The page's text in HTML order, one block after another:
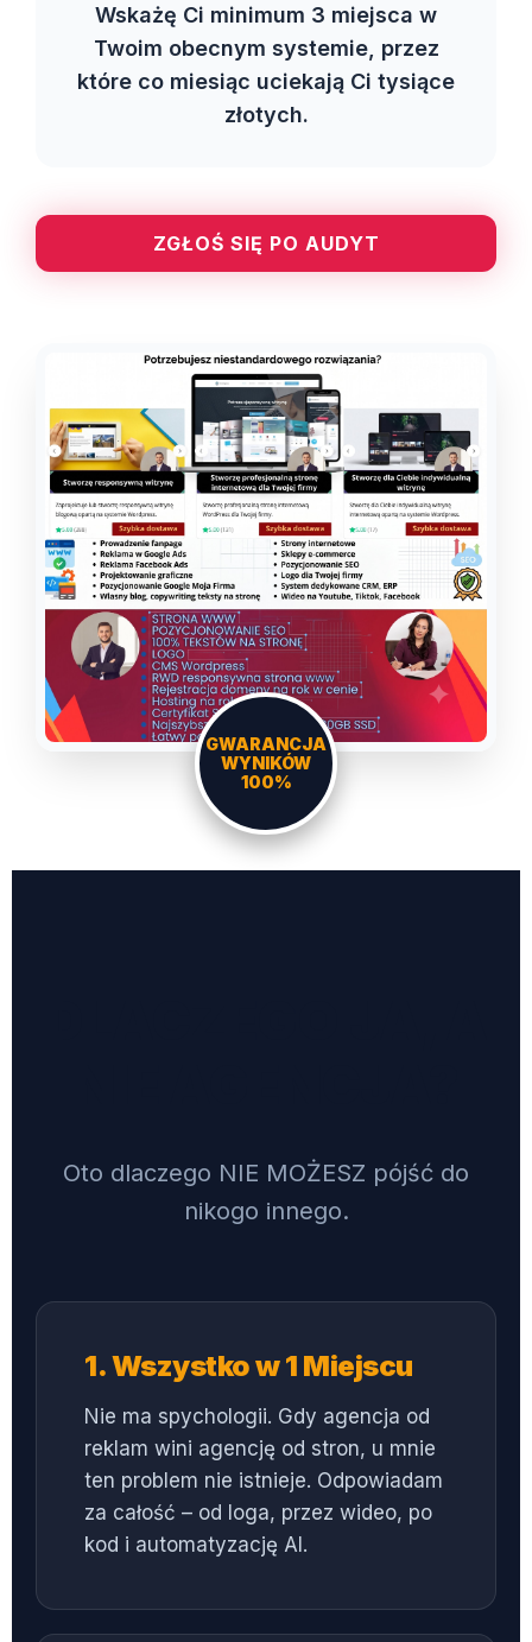
Wskażę Ci minimum 3 miejsca w
Twoim obecnym systemie, przez
które co miesiąc uciekają Ci tysiące
złotych.
ZGŁOŚ SIĘ PO AUDYT
GWARANCJA
WYNIKÓW
100%
Oto dlaczego NIE MOŻESZ pójść do
nikogo innego.
1. Wszystko w 1 Miejscu
Nie ma spychologii. Gdy agencja od
reklam wini agencję od stron, u mnie
ten problem nie istnieje. Odpowiadam
za całość – od loga, przez wideo, po
kod i automatyzację AI.